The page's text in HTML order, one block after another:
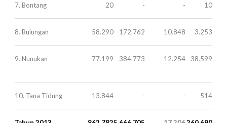
7. Bontang 20 - - 10
8. Bulungan 58.290 172.762 10.848 3.253
9. Nunukan 77.199 384.773 12.254 38.599
10. Tana Tidung 13.844 - - 514